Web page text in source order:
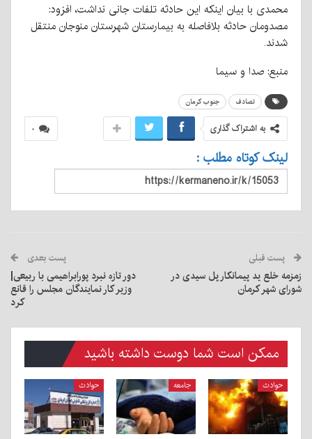
محمدی با بیان اینکه این حادثه تلفات جانی نداشت، افزود:
مصدومان حادثه بلافاصله به بیمارستان شهرستان منوجان منتقل
شدند.
منبع: صدا و سیما
تصادف جنوب کرمان
۰ به اشتراک گذاری
لینک کوتاه مطلب :
پست قبلی
زمزمه خلع ید پیمانکار پل سیدی در
شورای شهر کرمان
پست بعدی
دور تازه نبرد پورابراهیمی با ربیعی|
وزیر کار نمایندگان مجلس را قانع
کرد
ممکن است شما دوست داشته باشید
حوادث جامعه حوادث